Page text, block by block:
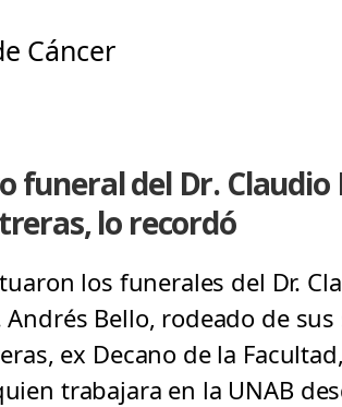
Cáncer
funeral del Dr. Claudio
lo recordó
los funerales del Dr.
Bello, rodeado de
ex Decano de la
trabajara en la UNAB